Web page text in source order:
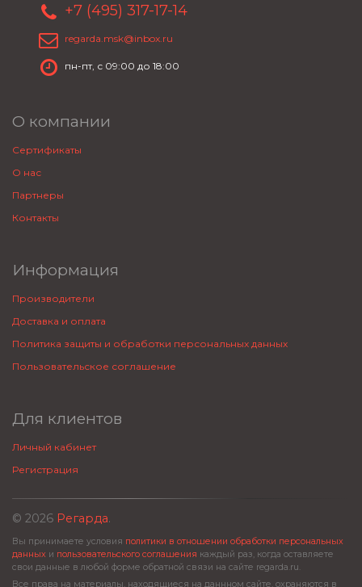
+7 (495) 317-17-14
regarda.msk@inbox.ru
пн-пт, с 09:00 до 18:00
О компании
Сертификаты
О нас
Партнеры
Контакты
Информация
Производители
Доставка и оплата
Политика защиты и обработки персональных данных
Пользовательское соглашение
Для клиентов
Личный кабинет
Регистрация
© 2026 Регарда.
Вы принимаете условия политики в отношении обработки персональных
данных и пользовательского соглашения каждый раз, когда оставляете
свои данные в любой форме обратной связи на сайте regarda.ru.
Все права на материалы, находящиеся на даннном сайте, охраняются в